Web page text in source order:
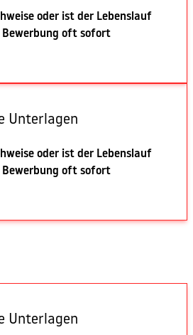
oder ist der Lebenslauf
Bewerbung oft sofort
Unterlagen
oder ist der Lebenslauf
Bewerbung oft sofort
Unterlagen